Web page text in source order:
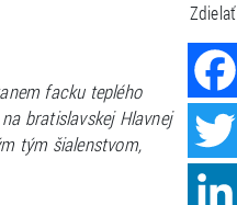
facku teplého
bratislavskej Hlavnej
tým šialenstvom,
Zdielať